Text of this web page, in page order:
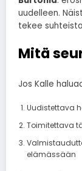
uudelleen.
tekee
Mitä
Jos Kalle
Uudistettava
Toimitettava
elämässään